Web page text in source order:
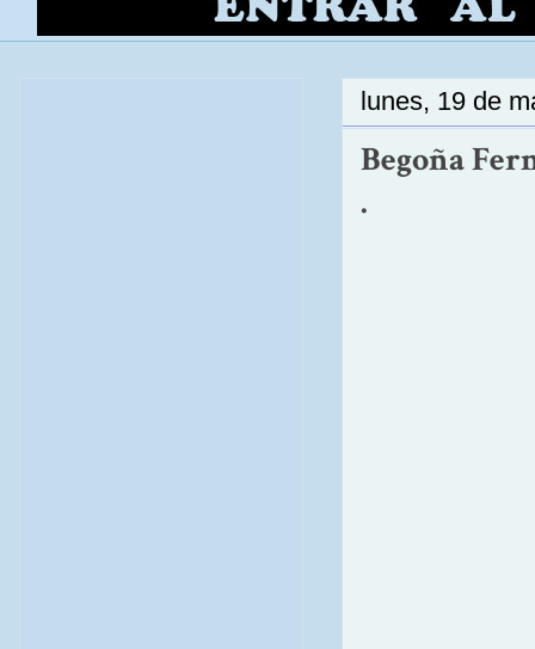
lunes, 19 de
Begoña
.